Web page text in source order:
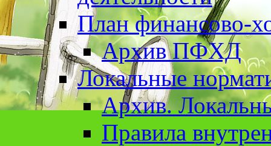
План финансово-
Архив ПФХД
Локальные
Архив.
Правила